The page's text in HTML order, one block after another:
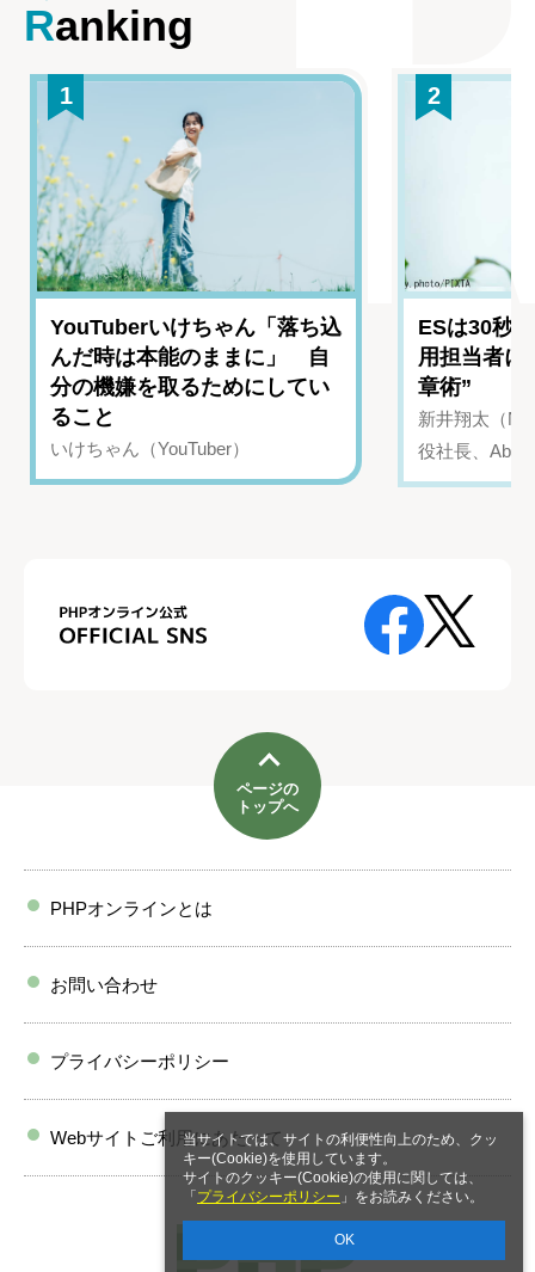
当サイトでは、サイトの利便性向上のため、クッ
キー(Cookie)を使用しています。
サイトのクッキー(Cookie)の使用に関しては、
「 プライバシーポリシー 」をお読みください。
OK
Ranking
1
YouTuberいけちゃん「落ち込
んだ時は本能のままに」 自
分の機嫌を取るためにしてい
ること
いけちゃん（YouTuber）
2
ESは30秒
用担当者に
章術”
新井翔太（
役社長、
ページの
トップへ
PHPオンラインとは
お問い合わせ
プライバシーポリシー
Webサイトご利用にあたって